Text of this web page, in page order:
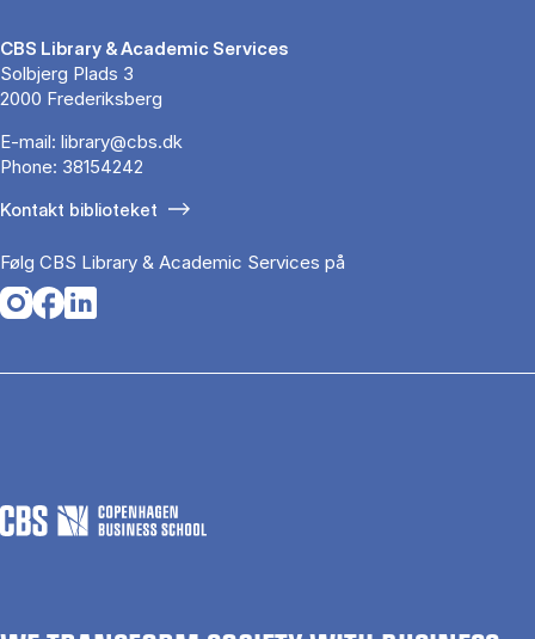
CBS Library & Academic Services
Solbjerg Plads 3
2000 Frederiksberg
E-mail: library@cbs.dk
Phone: 38154242
Kontakt biblioteket
Følg CBS Library & Academic Services på
Opens in a new tab
Opens in a new tab
Opens in a new tab